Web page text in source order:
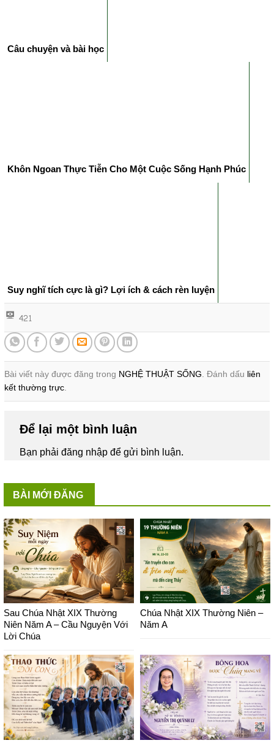
Câu chuyện và bài học
Khôn Ngoan Thực Tiễn Cho Một Cuộc Sống Hạnh Phúc
Suy nghĩ tích cực là gì? Lợi ích & cách rèn luyện
421
Bài viết này được đăng trong NGHỆ THUẬT SỐNG. Đánh dấu liên
kết thường trực.
Để lại một bình luận
Bạn phảiđăng nhậpđể gửi bình luận.
BÀI MỚI ĐĂNG
Sau Chúa Nhật XIX Thường
Niên Năm A – Cầu Nguyện Với
Lời Chúa
Chúa Nhật XIX Thường Niên –
Năm A